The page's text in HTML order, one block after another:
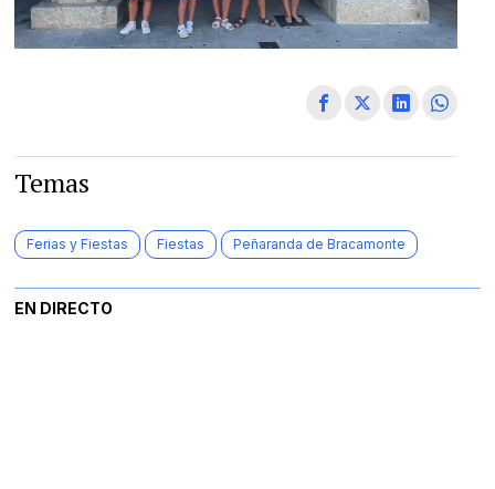
Temas
Ferias y Fiestas Fiestas Peñaranda de Bracamonte
EN DIRECTO